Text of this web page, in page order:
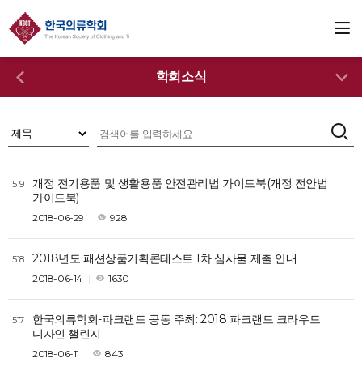
학회소식
519
개정 전기용품 및 생활용품 안전관리법 가이드북(개정 전안법
가이드북)
2018-06-29 928
518 2018년도 패션상품기획콘테스트 1차 심사물 제출 안내
2018-06-14 1630
517
한국의류학회-파크랜드 공동 주최: 2018 파크랜드 크라우드
디자인 챌린지
2018-06-11 843